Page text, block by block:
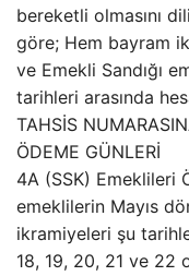
bereketli olmasını
göre; Hem bayram
ve Emekli Sandığı
tarihleri arasında
TAHSİS
ÖDEME GÜNLERİ
4A (SSK) Emeklileri
emeklilerin Mayıs
ikramiyeleri şu
18, 19, 20, 21 ve 22